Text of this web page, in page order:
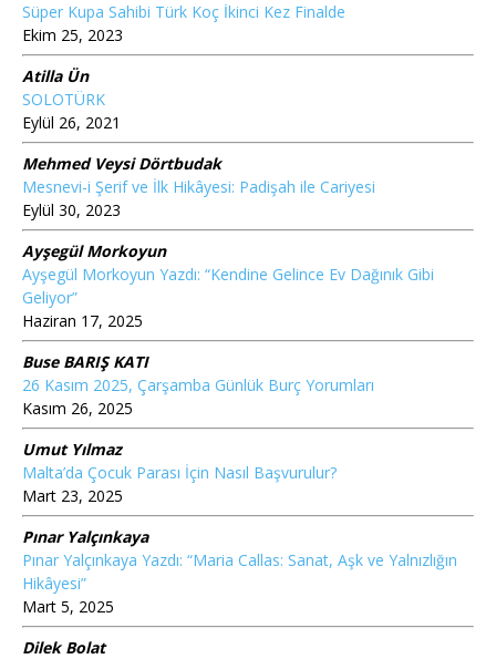
Süper Kupa Sahibi Türk Koç İkinci Kez Finalde
Ekim 25, 2023
Atilla Ün
SOLOTÜRK
Eylül 26, 2021
Mehmed Veysi Dörtbudak
Mesnevi-i Şerif ve İlk Hikâyesi: Padişah ile Cariyesi
Eylül 30, 2023
Ayşegül Morkoyun
Ayşegül Morkoyun Yazdı: “Kendine Gelince Ev Dağınık Gibi
Geliyor”
Haziran 17, 2025
Buse BARIŞ KATI
26 Kasım 2025, Çarşamba Günlük Burç Yorumları
Kasım 26, 2025
Umut Yılmaz
Malta’da Çocuk Parası İçin Nasıl Başvurulur?
Mart 23, 2025
Pınar Yalçınkaya
Pınar Yalçınkaya Yazdı: “Maria Callas: Sanat, Aşk ve Yalnızlığın
Hikâyesi”
Mart 5, 2025
Dilek Bolat